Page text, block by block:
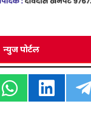
न्युज पोर्टल